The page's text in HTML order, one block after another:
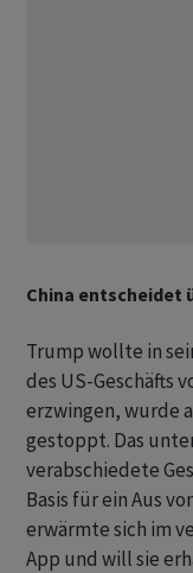
China entscheidet
Trump wollte in
des US-Geschäfts
erzwingen, wurde
gestoppt. Das
verabschiedete
Basis für ein Aus
erwärmte sich im
App und will sie